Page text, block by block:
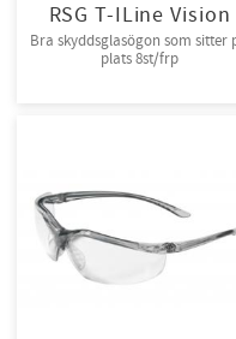
RSG T-ILine Vision
Bra skyddsglasögon som sitter
plats 8st/frp